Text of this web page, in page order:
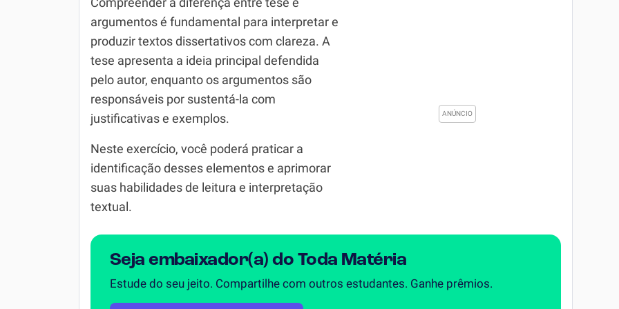
Simulador SiSUFísica
Química
Todos os Exercícios
Compreender a diferença entre tese e
argumentos é fundamental para interpretar e
produzir textos dissertativos com clareza. A
tese apresenta a ideia principal defendida
pelo autor, enquanto os argumentos são
responsáveis por sustentá-la com
justificativas e exemplos.
Neste exercício, você poderá praticar a
identificação desses elementos e aprimorar
suas habilidades de leitura e interpretação
textual.
Seja embaixador(a) do Toda Matéria
Estude do seu jeito. Compartilhe com outros estudantes. Ganhe prêmios.